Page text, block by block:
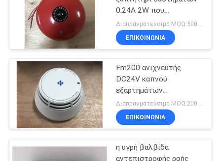
ΠΟΙΟΤΙΚΌΣ
ΈΛΕΓΧΟΣ
ΚΑΤΕΒΆΣΤΕ
ΖΗΤΉΣΤΕ
ΈΝΑ
ΑΠΌΣΠΑΣΜΑ
SITEMAP
Σύστημα
καταστολής
πυρκαγιάς
αδρανούς αερίου
Σύστημα
καταστολής
47
0.24A 2W που
χρησιμοποιείται για να
ειδοποιήσει το
προσωπικό στη διαφυγή
ΕΠΙΚΟΙΝΩΝΊΑ
Fm200 ανιχνευτής
DC24V καπνού
εξαρτημάτων
πυροσβεστήρων
συστημάτων αερίου
Διαπραγματεύσιμα MOQ:200 κομμάτια
ΕΠΙΚΟΙΝΩΝΊΑ
η υγρή βαλβίδα
αντεπιστροφής ροής